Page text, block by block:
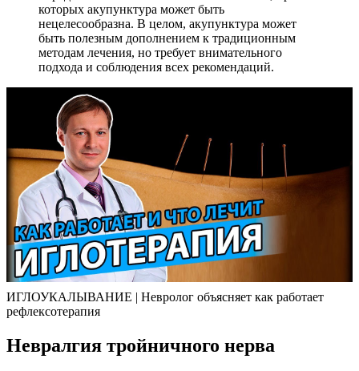
которых акупунктура может быть
нецелесообразна. В целом, акупунктура может
быть полезным дополнением к традиционным
методам лечения, но требует внимательного
подхода и соблюдения всех рекомендаций.
ИГЛОУКАЛЫВАНИЕ | Невролог объясняет как работает
рефлексотерапия
Невралгия тройничного нерва